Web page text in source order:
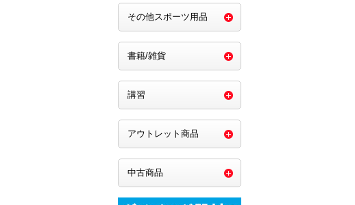
その他スポーツ用品
書籍/雑貨
講習
アウトレット商品
中古商品